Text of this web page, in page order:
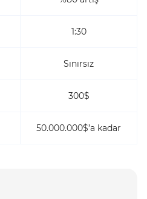
1:30
Sınırsız
300$
50.000.000$’a kadar